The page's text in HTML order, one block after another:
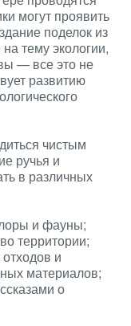
могут проявить
поделок из
тему экологии,
— все это не
развитию
чистым
ручья и
в различных
и фауны;
территории;
и
материалов;
о